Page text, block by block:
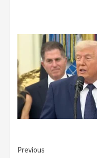
Continue
Previous